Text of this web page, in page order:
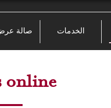
الخدمات صالة
online